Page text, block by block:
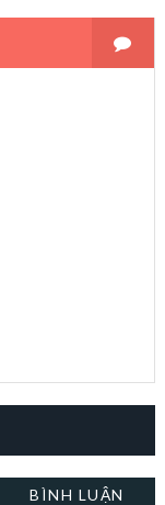
BÌNH LUẬN